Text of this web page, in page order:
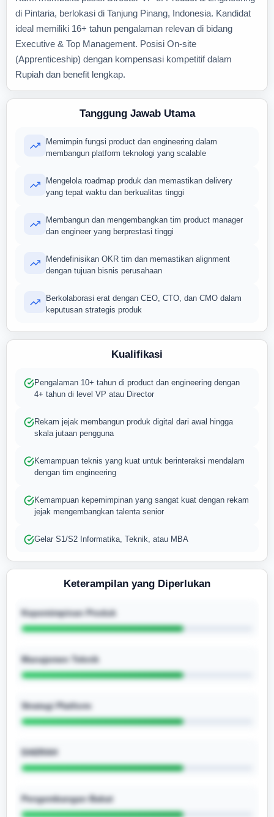
di Pintaria, berlokasi di Tanjung Pinang, Indonesia. Kandidat
ideal memiliki 16+ tahun pengalaman relevan di bidang
Executive & Top Management. Posisi On-site
(Apprenticeship) dengan kompensasi kompetitif dalam
Rupiah dan benefit lengkap.
Tanggung Jawab Utama
Memimpin fungsi product dan engineering dalam
membangun platform teknologi yang scalable
Mengelola roadmap produk dan memastikan delivery
yang tepat waktu dan berkualitas tinggi
Membangun dan mengembangkan tim product manager
dan engineer yang berprestasi tinggi
Mendefinisikan OKR tim dan memastikan alignment
dengan tujuan bisnis perusahaan
Berkolaborasi erat dengan CEO, CTO, dan CMO dalam
keputusan strategis produk
Kualifikasi
Pengalaman 10+ tahun di product dan engineering dengan
4+ tahun di level VP atau Director
Rekam jejak membangun produk digital dari awal hingga
skala jutaan pengguna
Kemampuan teknis yang kuat untuk berinteraksi mendalam
dengan tim engineering
Kemampuan kepemimpinan yang sangat kuat dengan rekam
jejak mengembangkan talenta senior
Gelar S1/S2 Informatika, Teknik, atau MBA
Keterampilan yang Diperlukan
Kepemimpinan Produk
Manajemen Teknik
Strategi Platform
DAERAH
Pengembangan Bakat